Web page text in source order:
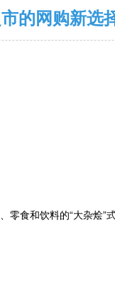
的网购新选
食和饮料的“大杂烩”